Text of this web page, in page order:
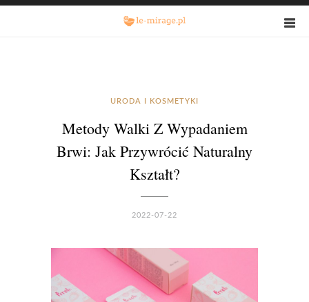
URODA I KOSMETYKI
Metody Walki Z Wypadaniem
Brwi: Jak Przywrócić Naturalny
Kształt?
2022-07-22